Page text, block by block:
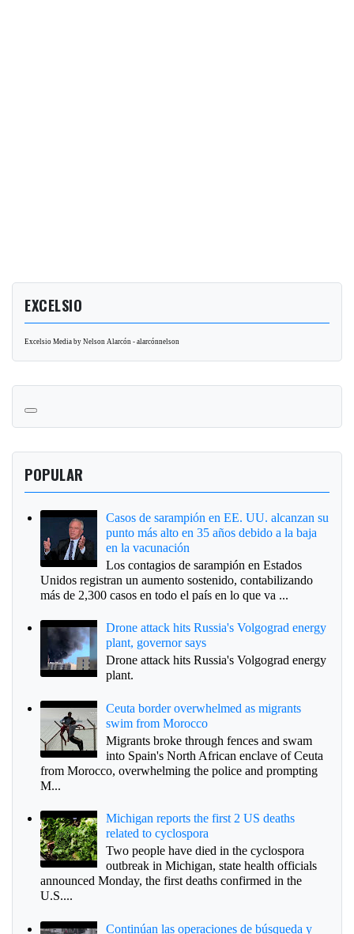
EXCELSIO
Excelsio Media by Nelson Alarcón - alarcónnelson
POPULAR
Casos de sarampión en EE. UU. alcanzan su
punto más alto en 35 años debido a la baja
en la vacunación
Los contagios de sarampión en Estados
Unidos registran un aumento sostenido, contabilizando
más de 2,300 casos en todo el país en lo que va ...
Drone attack hits Russia's Volgograd energy
plant, governor says
Drone attack hits Russia's Volgograd energy
plant.
Ceuta border overwhelmed as migrants
swim from Morocco
Migrants broke through fences and swam
into Spain's North African enclave of Ceuta
from Morocco, overwhelming the police and prompting
M...
Michigan reports the first 2 US deaths
related to cyclospora
Two people have died in the cyclospora
outbreak in Michigan, state health officials
announced Monday, the first deaths confirmed in the
U.S....
Continúan las operaciones de búsqueda y